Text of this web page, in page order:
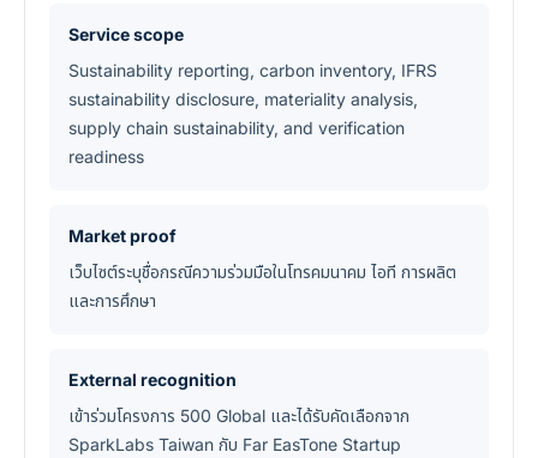
Service scope
Sustainability reporting, carbon inventory, IFRS
sustainability disclosure, materiality analysis,
supply chain sustainability, and verification
readiness
Market proof
เว็บไซต์ระบุชื่อกรณีความร่วมมือในโทรคมนาคม ไอที การผลิต
และการศึกษา
External recognition
เข้าร่วมโครงการ 500 Global และได้รับคัดเลือกจาก
SparkLabs Taiwan กับ Far EasTone Startup